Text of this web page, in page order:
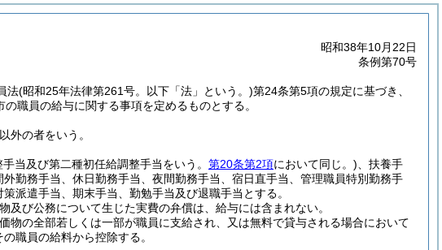
昭和38年10月22日
条例第70号
法(昭和25年法律第261号。以下「法」という。)第24条第5項の規定に基づき、
職員の給与に関する事項を定めるものとする。
外の者をいう。
当及び第二種初任給調整手当をいう。 第20条第2項において同じ。) 、扶養手
勤務手当、休日勤務手当、夜間勤務手当、宿日直手当、管理職員特別勤務手
派遣手当、期末手当、勤勉手当及び退職手当とする。
び公務について生じた実費の弁償は、給与には含まれない。
の全部若しくは一部が職員に支給され、又は無料で貸与される場合において
職員の給料から控除する。